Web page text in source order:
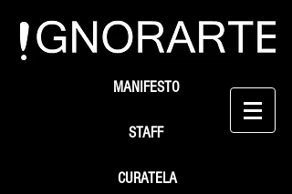
STAFF
MANIFESTO
CURATELA